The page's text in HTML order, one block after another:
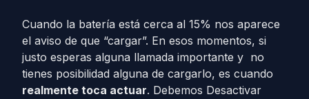
Cuando la batería está cerca al 15% nos aparece
el aviso de que “cargar”. En esos momentos, si
justo esperas alguna llamada importante y no
tienes posibilidad alguna de cargarlo, es cuando
realmente toca actuar. Debemos Desactivar